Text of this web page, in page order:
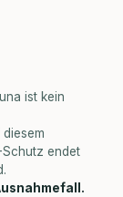
ist kein
Schutz endet